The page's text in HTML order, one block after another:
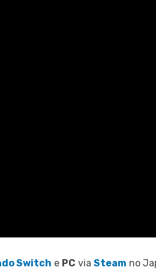
Switch e PC via Steam no